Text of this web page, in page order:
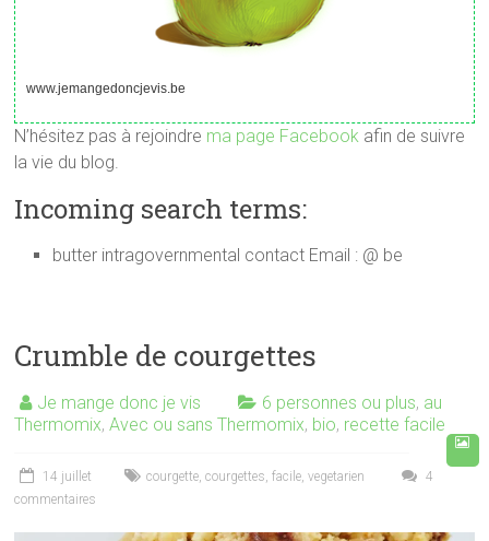
www.jemangedoncjevis.be
N’hésitez pas à rejoindre ma page Facebook afin de suivre
la vie du blog.
Incoming search terms:
butter intragovernmental contact Email : @ be
Crumble de courgettes
Je mange donc je vis 6 personnes ou plus, au
Thermomix,Avec ou sans Thermomix, bio, recette facile
14 juillet courgette,courgettes,facile,vegetarien
4
commentaires